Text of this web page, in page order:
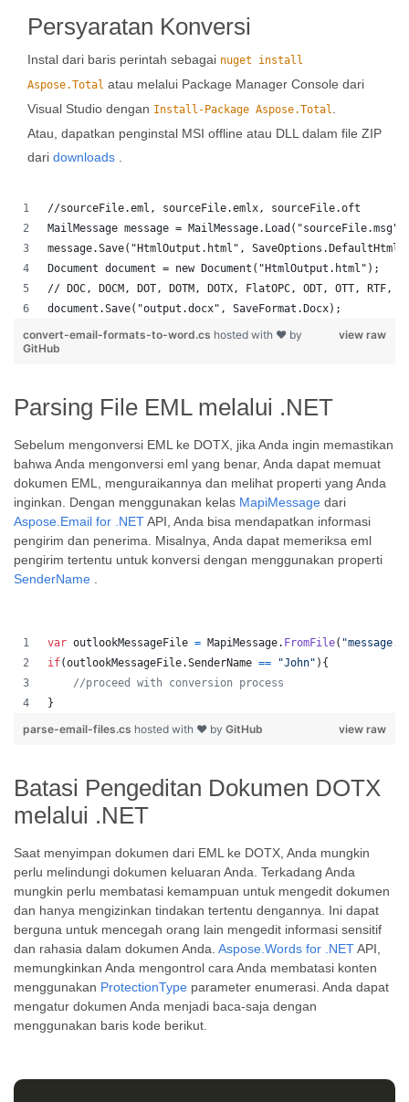
Persyaratan Konversi
Instal dari baris perintah sebagai nuget install
Aspose.Total atau melalui Package Manager Console dari
Visual Studio dengan Install-Package Aspose.Total
Atau, dapatkan penginstal MSI offline atau DLL dalam file ZIP
dari downloads
//sourceFile.eml, sourceFile.emlx, sourceFile.oft
MailMessage message =
message.Save("HtmlOutput.html",
Document document = new Document("HtmlOutput.html");
// DOC, DOCM, DOT, DOTM, DOTX, FlatOPC, ODT, OTT, RTF,
document.Save("output.docx", SaveFormat.Docx);
view raw
convert-email-formats-to-word.cs hosted with ❤ by
GitHub
Parsing File EML melalui .NET
Sebelum mengonversi EML ke DOTX, jika Anda ingin memastikan
bahwa Anda mengonversi eml yang benar, Anda dapat memuat
dokumen EML, menguraikannya dan melihat properti yang Anda
inginkan. Dengan menggunakan kelas MapiMessage dari
Aspose.Email for .NETAPI, Anda bisa mendapatkan informasi
pengirim dan penerima. Misalnya, Anda dapat memeriksa eml
pengirim tertentu untuk konversi dengan menggunakan properti
SenderName
var outlookMessageFile = MapiMessage. FromFile(
if(outlookMessageFile.SenderName == "John" ) {
//proceed with conversion process
}
view raw
parse-email-files.cs hosted with ❤ by GitHub
Batasi Pengeditan Dokumen DOTX
melalui .NET
Saat menyimpan dokumen dari EML ke DOTX, Anda mungkin
perlu melindungi dokumen keluaran Anda. Terkadang Anda
mungkin perlu membatasi kemampuan untuk mengedit dokumen
dan hanya mengizinkan tindakan tertentu dengannya. Ini dapat
berguna untuk mencegah orang lain mengedit informasi sensitif
dan rahasia dalam dokumen Anda. Aspose.Words for .NETAPI,
memungkinkan Anda mengontrol cara Anda membatasi konten
menggunakan ProtectionType parameter enumerasi. Anda dapat
mengatur dokumen Anda menjadi baca-saja dengan
menggunakan baris kode berikut.